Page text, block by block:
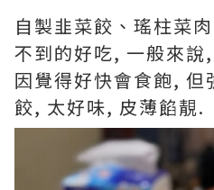
自製韭菜餃、瑤柱菜
不到的好吃, 一般來
因覺得好快會食飽, 但
餃, 太好味, 皮薄餡靚.